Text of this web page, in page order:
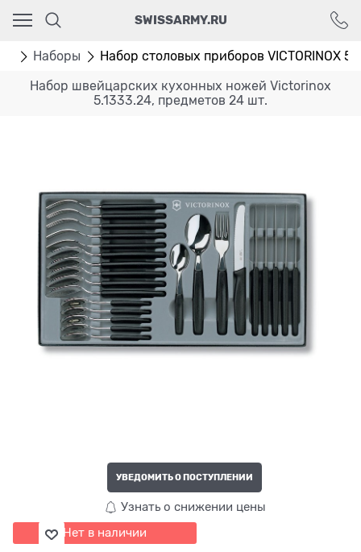
SWISSARMY.RU
Наборы Набор столовых приборов VICTORINOX
Набор швейцарских кухонных ножей Victorinox
5.1333.24, предметов 24 шт.
УВЕДОМИТЬ О ПОСТУПЛЕНИИ
Узнать о снижении цены
Нет в наличии
Ваш город - Москва,
угадали?
ДА НЕТ